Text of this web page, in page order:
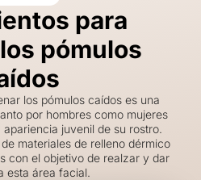
para
pómulos
los pómulos caídos es una
por hombres como mujeres
juvenil de su rostro.
materiales de relleno dérmico
con el objetivo de realzar y dar
esta área facial.